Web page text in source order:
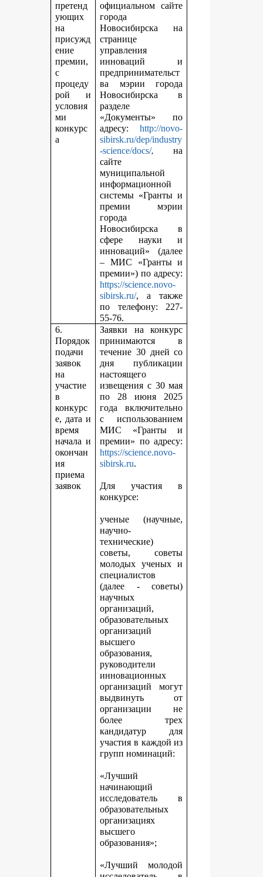
претенд
ующих
на
присужд
ение
премии,
с
процеду
рой и
условия
ми
конкурс
а
официальном сайте
города
Новосибирска на
странице
управления
инноваций и
предпринимательст
ва мэрии города
Новосибирска в
разделе
«Документы» по
адресу:http://novo-
sibirsk.ru/dep/industry
-science/docs/,на
сайте
муниципальной
информационной
системы «Гранты и
премии мэрии
города
Новосибирска в
сфере науки и
инноваций» (далее
– МИС «Гранты и
премии») по адресу:
https://science.novo-
sibirsk.ru/, а также
по телефону: 227-
55-76.
6.
Порядок
подачи
заявок
на
участие
в
конкурс
е, дата и
время
начала и
окончан
ия
приема
заявок
Заявки на конкурс
принимаются в
течение 30 дней со
дня публикации
настоящего
извещения с 30 мая
по 28 июня 2025
года включительно
с использованием
МИС «Гранты и
премии» по адресу:
https://science.novo-
sibirsk.ru.
Для участия в
конкурсе:
ученые (научные,
научно-
технические)
советы, советы
молодых ученых и
специалистов
(далее - советы)
научных
организаций,
образовательных
организаций
высшего
образования,
руководители
инновационных
организаций могут
выдвинуть от
организации не
более трех
кандидатур для
участия в каждой из
групп номинаций:
«Лучший
начинающий
исследователь в
образовательных
организациях
высшего
образования»;
«Лучший молодой